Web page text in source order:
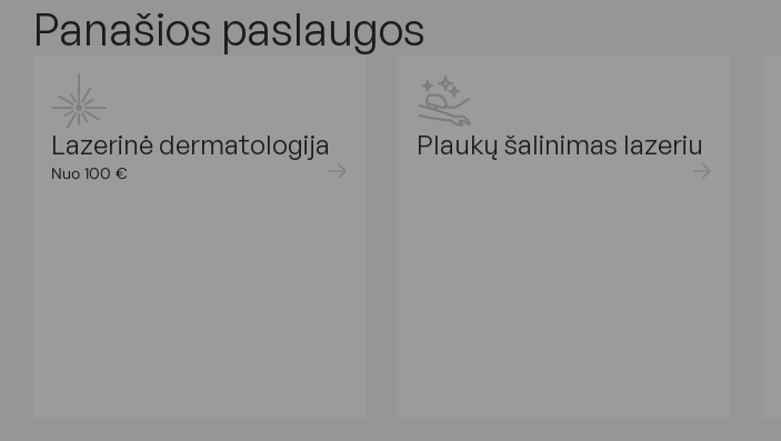
Panašios paslaugos
Lazerinė dermatologija
Nuo 100 €
Plaukų šalinimas lazeriu